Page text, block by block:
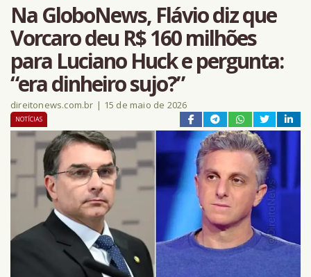
Na GloboNews, Flávio diz que
Vorcaro deu R$ 160 milhões
para Luciano Huck e pergunta:
“era dinheiro sujo?”
direitonews.com.br | 15 de maio de 2026
NOTÍCIAS